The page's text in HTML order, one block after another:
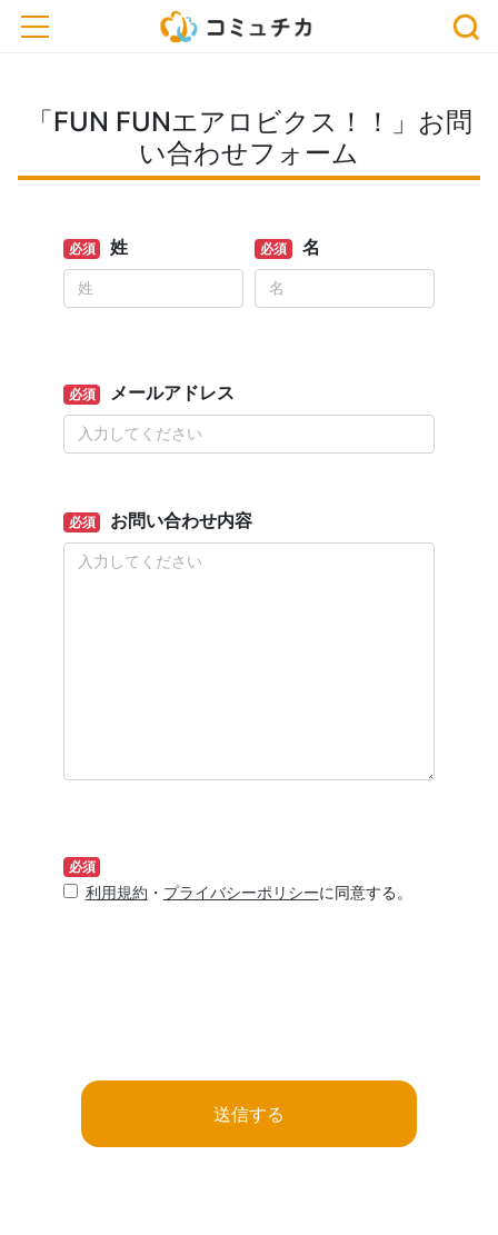
toggle navigation
「FUN FUNエアロビクス！！」お問
い合わせフォーム
必須 姓 必須 名
必須 メールアドレス
必須 お問い合わせ内容
必須
利用規約 ・ プライバシーポリシーに同意する。